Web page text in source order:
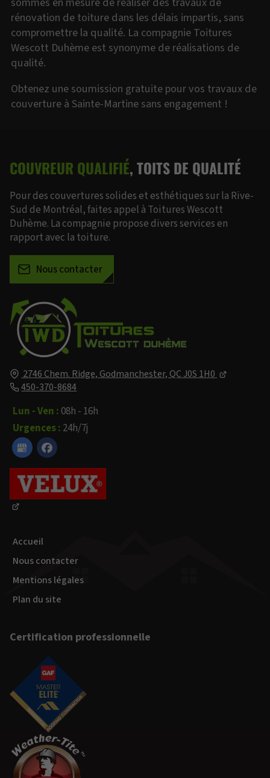
rénovation de toiture dans les délais impartis, sans
compromettre la qualité. La compagnie Toitures
Wescott Duhème est synonyme de réalisations de
qualité.
Obtenez une soumission gratuite pour vos travaux de
couverture à Sainte-Martine sans engagement !
2746 Chem. Ridge, Godmanchester, QCJ0S 1H0
450-370-8684
Lun - Ven : 08h - 16h
Urgences : 24h/7j
Accueil
Nous contacter
Mentions légales
Plan du site
Certification professionnelle
COUVREUR QUALIFIÉ, TOITS DE QUALITÉ
Pour des couvertures solides et esthétiques sur la Rive-
Sud de Montréal, faites appel à Toitures Wescott
Duhème. La compagnie propose divers services en
rapport avec la toiture.
Nous contacter